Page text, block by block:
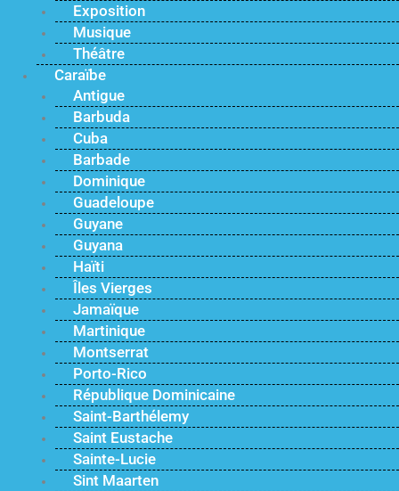
Exposition
Musique
Théâtre
Caraïbe
Antigue
Barbuda
Cuba
Barbade
Dominique
Guadeloupe
Guyane
Guyana
Haïti
Îles Vierges
Jamaïque
Martinique
Montserrat
Porto-Rico
République Dominicaine
Saint-Barthélemy
Saint Eustache
Sainte-Lucie
Sint Maarten